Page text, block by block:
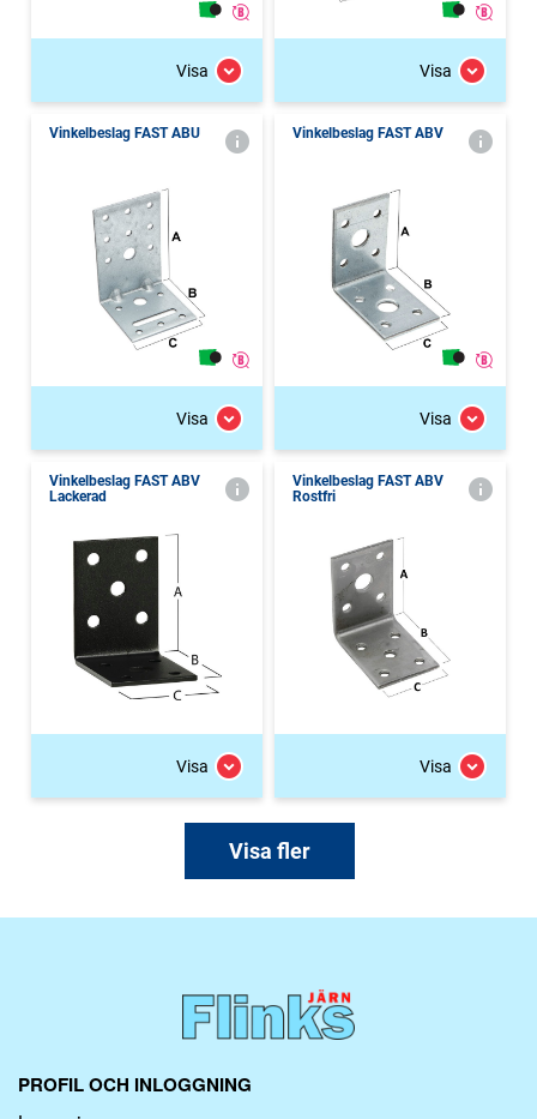
Visa Visa
Vinkelbeslag FAST ABU
Visa
Vinkelbeslag FAST ABV
Visa
Vinkelbeslag FAST ABV
Lackerad
Visa
Vinkelbeslag FAST ABV
Rostfri
Visa
Visa fler
PROFIL OCH INLOGGNING